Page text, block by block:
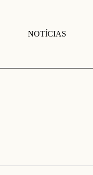
NOTÍCIAS